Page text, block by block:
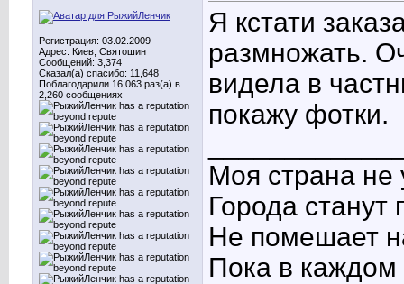
Регистрация: 03.02.2009
Адрес: Киев, Святошин
Сообщений: 3,374
Сказал(а) спасибо: 11,648
Поблагодарили 16,063 раз(а) в
2,260 сообщениях
Я кстати
размножать.
видела в
покажу фотки.
Моя страна не
Города станут
Не помешает
Пока в каждом